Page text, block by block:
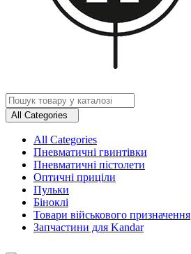
All Categories
All Categories
Пневматичні гвинтівки
Пневматичні пістолети
Оптичні приціли
Пульки
Біноклі
Товари військового призначення
Запчастини для Kandar